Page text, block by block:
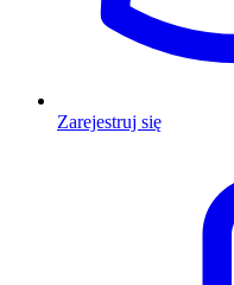
Zarejestruj się